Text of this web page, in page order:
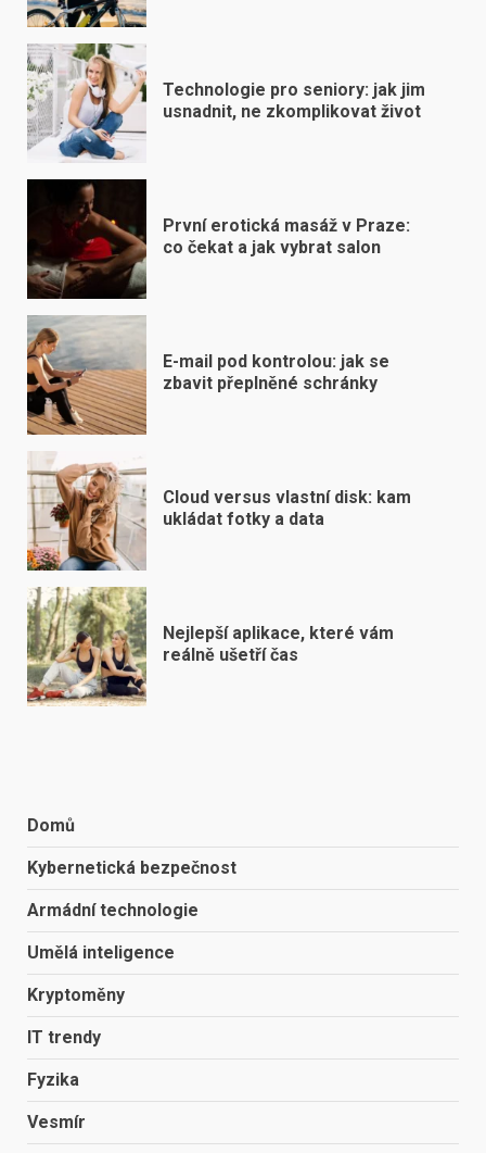
Technologie pro seniory: jak jim
usnadnit, ne zkomplikovat život
První erotická masáž v Praze:
co čekat a jak vybrat salon
E-mail pod kontrolou: jak se
zbavit přeplněné schránky
Cloud versus vlastní disk: kam
ukládat fotky a data
Nejlepší aplikace, které vám
reálně ušetří čas
Domů
Kybernetická bezpečnost
Armádní technologie
Umělá inteligence
Kryptoměny
IT trendy
Fyzika
Vesmír